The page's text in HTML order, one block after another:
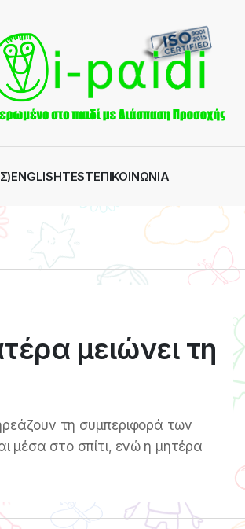
ENGLISHTESTΕΠΙΚΟΙΝΩΝΊΑ
μειώνει τη
τη συμπεριφορά των
μέσα στο σπίτι, ενώ η μητέρα